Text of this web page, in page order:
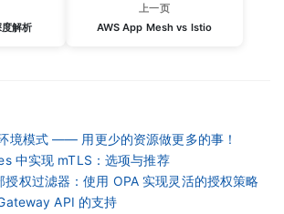
解析
上一页
AWS App Mesh vs Istio
境模式 —— 用更少的资源做更多的事！
中实现 mTLS：选项与推荐
授权过滤器：使用 OPA 实现灵活的授权策略
API 的支持